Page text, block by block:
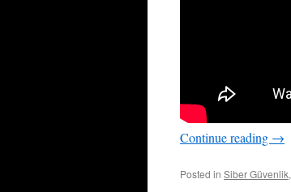
Continue reading →
Posted in Siber Güvenlik,